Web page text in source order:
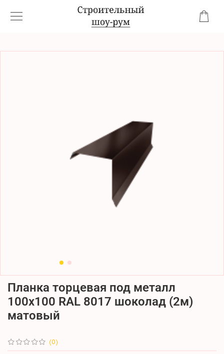
(0)
Планка торцевая под металл
100х100 RAL 8017 шоколад (2м)
матовый